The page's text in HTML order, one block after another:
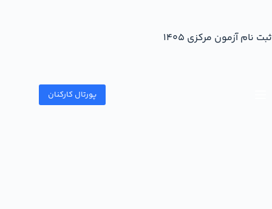
پورتال کارکنان
ثبت نام آزمون مرکزی ۱۴۰۵